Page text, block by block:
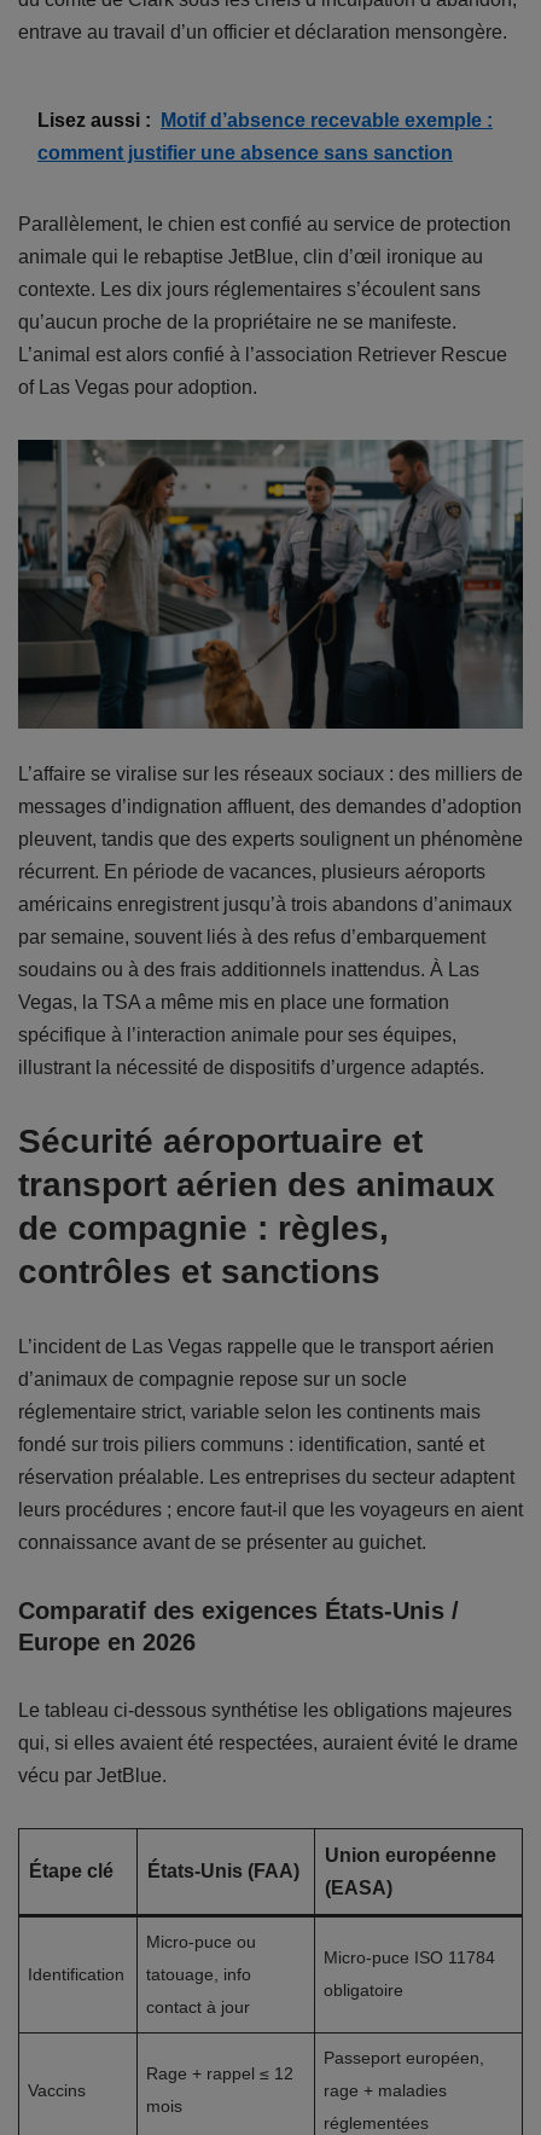
entrave au travail d’un officier et déclaration mensongère.
Lisez aussi :
Motif d’absence recevable exemple :
comment justifier une absence sans sanction
Parallèlement, le chien est confié au service de protection
animale qui le rebaptise JetBlue, clin d’œil ironique au
contexte. Les dix jours réglementaires s’écoulent sans
qu’aucun proche de la propriétaire ne se manifeste.
L’animal est alors confié à l’association Retriever Rescue
of Las Vegas pour adoption.
L’affaire se viralise sur les réseaux sociaux : des milliers de
messages d’indignation affluent, des demandes d’adoption
pleuvent, tandis que des experts soulignent un phénomène
récurrent. En période de vacances, plusieurs aéroports
américains enregistrent jusqu’à trois abandons d’animaux
par semaine, souvent liés à des refus d’embarquement
soudains ou à des frais additionnels inattendus. À Las
Vegas, la TSA a même mis en place une formation
spécifique à l’interaction animale pour ses équipes,
illustrant la nécessité de dispositifs d’urgence adaptés.
Sécurité aéroportuaire et
transport aérien des animaux
de compagnie : règles,
contrôles et sanctions
L’incident de Las Vegas rappelle que le transport aérien
d’animaux de compagnie repose sur un socle
réglementaire strict, variable selon les continents mais
fondé sur trois piliers communs : identification, santé et
réservation préalable. Les entreprises du secteur adaptent
leurs procédures ; encore faut-il que les voyageurs en aient
connaissance avant de se présenter au guichet.
Comparatif des exigences États-Unis /
Europe en 2026
Le tableau ci-dessous synthétise les obligations majeures
qui, si elles avaient été respectées, auraient évité le drame
vécu par JetBlue.
Étape clé États-Unis (FAA)
Union européenne
(EASA)
Identification
Micro-puce ou
tatouage, info
contact à jour
Micro-puce ISO 11784
obligatoire
Vaccins
Rage + rappel ≤ 12
mois
Passeport européen,
rage + maladies
réglementées